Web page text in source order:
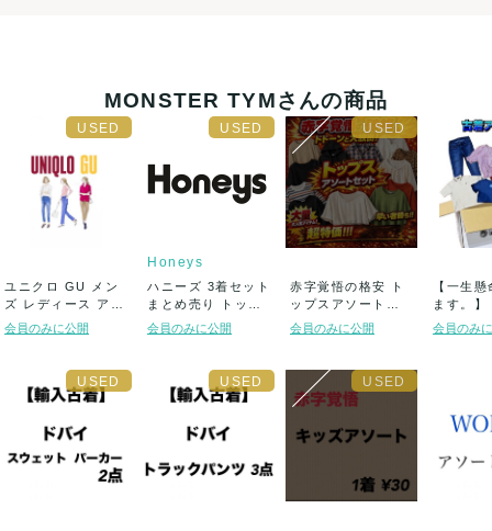
MONSTER TYMさんの商品
ユニクロ GU メン
ズ レディース アパ
レルセット...
会員のみに公開
Honeys
ハニーズ 3着セット
まとめ売り トップ
ス ボトム...
会員のみに公開
赤字覚悟の格安 ト
ップスアソートセ
ット まとめ売り
会員のみに公開
【一生
ます。
アソー
会員のみ